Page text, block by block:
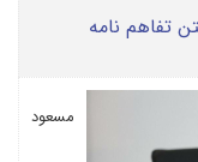
تفاهم نامه
مسعود